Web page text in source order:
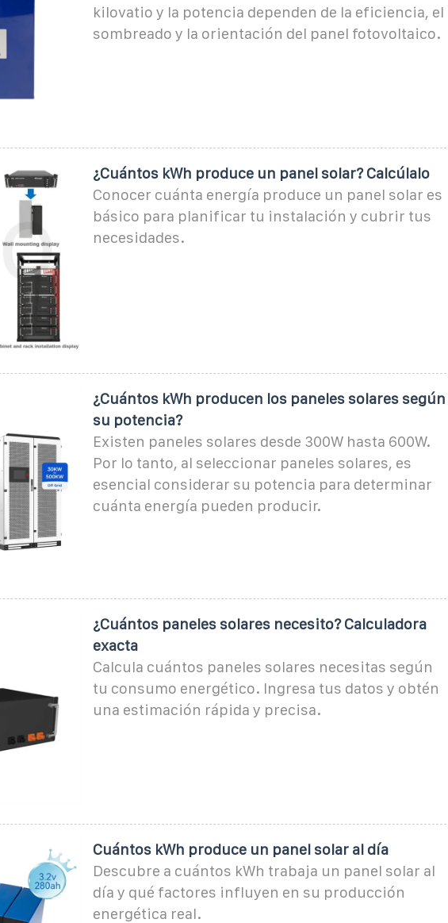
kilovatio y la potencia dependen de la eficiencia, el
sombreado y la orientación del panel fotovoltaico.
¿Cuántos kWh produce un panel solar? Calcúlalo
Conocer cuánta energía produce un panel solar es
básico para planificar tu instalación y cubrir tus
necesidades.
¿Cuántos kWh producen los paneles solares según
su potencia?
Existen paneles solares desde 300W hasta 600W.
Por lo tanto, al seleccionar paneles solares, es
esencial considerar su potencia para determinar
cuánta energía pueden producir.
¿Cuántos paneles solares necesito? Calculadora
exacta
Calcula cuántos paneles solares necesitas según
tu consumo energético. Ingresa tus datos y obtén
una estimación rápida y precisa.
Cuántos kWh produce un panel solar al día
Descubre a cuántos kWh trabaja un panel solar al
día y qué factores influyen en su producción
energética real.